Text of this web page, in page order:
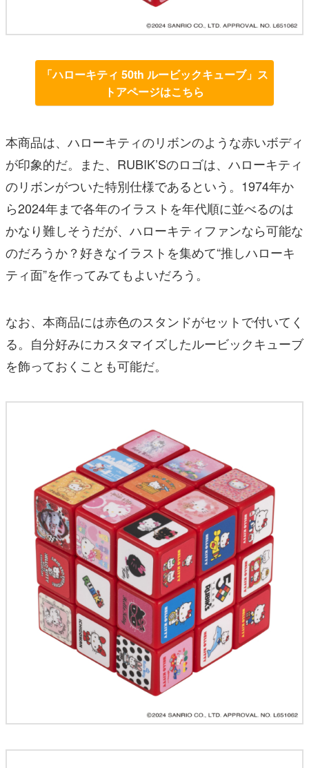
「ハローキティ 50th ルービックキューブ」ス
トアページはこちら
本商品は、ハローキティのリボンのような赤いボディ
が印象的だ。また、RUBIK’Sのロゴは、ハローキティ
のリボンがついた特別仕様であるという。1974年か
ら2024年まで各年のイラストを年代順に並べるのは
かなり難しそうだが、ハローキティファンなら可能な
のだろうか？好きなイラストを集めて“推しハローキ
ティ面”を作ってみてもよいだろう。
なお、本商品には赤色のスタンドがセットで付いてく
る。自分好みにカスタマイズしたルービックキューブ
を飾っておくことも可能だ。